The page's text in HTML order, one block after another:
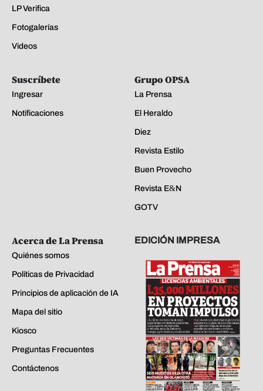
LP Verifica
Fotogalerías
Videos
Suscríbete
Ingresar
Notificaciones
Grupo OPSA
La Prensa
El Heraldo
Diez
Revista Estilo
Buen Provecho
Revista E&N
GOTV
Acerca de La Prensa
Quiénes somos
Políticas de Privacidad
Principios de aplicación de IA
Mapa del sitio
Kiosco
Preguntas Frecuentes
Contáctenos
EDICIÓN IMPRESA